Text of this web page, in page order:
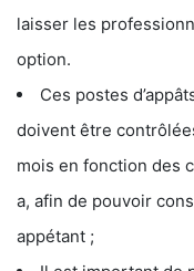
laisser les
option.
Ces postes
doivent être
mois en fonction des
a, afin de pouvoir
appétant ;